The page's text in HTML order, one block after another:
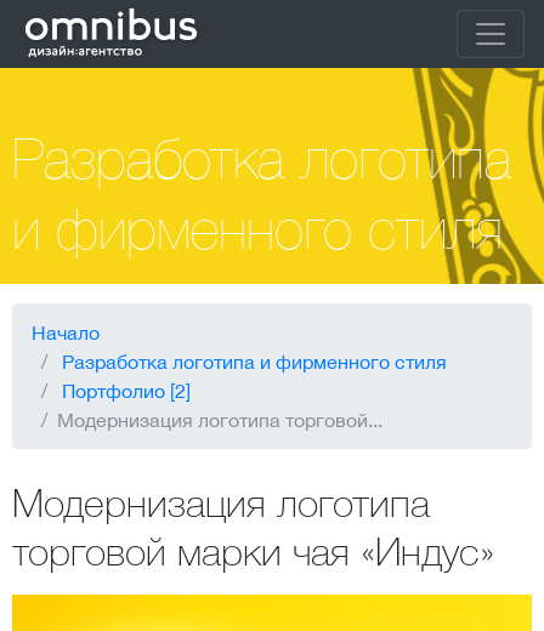
Разработка логотипа
и фирменного стиля
Начало
Разработка логотипа и фирменного стиля
Портфолио [2]
Модернизация логотипа торговой...
Модернизация логотипа
торговой марки чая «Индус»